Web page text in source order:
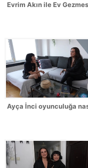
Evrim Akın ile Ev
Ayça İnci oyunculuğa